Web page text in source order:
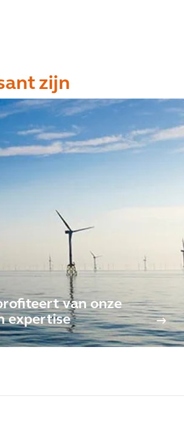
zijn
van onze
expertise